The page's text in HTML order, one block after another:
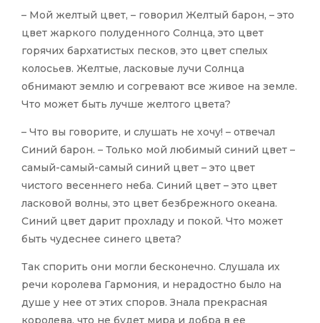
– Мой желтый цвет, – говорил Желтый барон, – это
цвет жаркого полуденного Солнца, это цвет
горячих бархатистых песков, это цвет спелых
колосьев. Желтые, ласковые лучи Солнца
обнимают землю и согревают все живое на земле.
Что может быть лучше желтого цвета?
– Что вы говорите, и слушать не хочу! – отвечал
Синий барон. – Только мой любимый синий цвет –
самый-самый-самый синий цвет – это цвет
чистого весеннего неба. Синий цвет – это цвет
ласковой волны, это цвет безбрежного океана.
Синий цвет дарит прохладу и покой. Что может
быть чудеснее синего цвета?
Так спорить они могли бесконечно. Слушала их
речи королева Гармония, и нерадостно было на
душе у нее от этих споров. Знала прекрасная
королева, что не будет мира и добра в ее